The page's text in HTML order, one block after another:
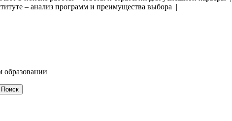
– анализ программ и преимущества выбора |
образовании